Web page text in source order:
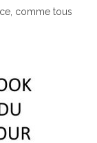
comme tous